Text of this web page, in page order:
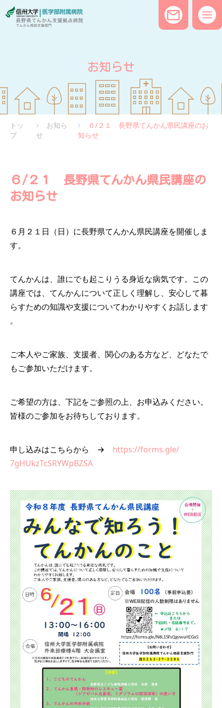
お知らせ
トッ
プ
お知ら
せ
６/２１ 長野県てんかん県民講座のお
知らせ
６/２１ 長野県てんかん県民講座の
お知らせ
６月２１日（日）に長野県てんかん県民講座を開催しま
す。
てんかんは、誰にでも起こりうる身近な病気です。この
講座では、 てんかんについて正しく理解し、 安心して暮
らすための知識や支援についてわかりやすくお話します
。
ご本人やご家族、支援者、関心のある方など、 どなたで
もご参加いただけます。
ご希望の方は、下記をご参照の上、お申込みください。
皆様のご参加をお待ちしております。
申し込みはこちらから → https://forms.gle/
7gHUkzTcSRYWpBZSA